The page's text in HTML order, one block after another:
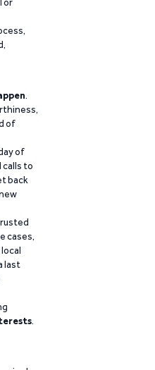
or
.
of
of
calls to
back
cases,
last
.